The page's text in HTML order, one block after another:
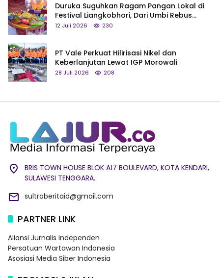
Duruka Suguhkan Ragam Pangan Lokal di
Festival Liangkobhori, Dari Umbi Rebus
hingga Tumpeng Beras Muna
12 Juli 2026 230
PT Vale Perkuat Hilirisasi Nikel dan
Keberlanjutan Lewat IGP Morowali
28 Juli 2026 208
BRIS TOWN HOUSE BLOK A17 BOULEVARD, KOTA KENDARI,
SULAWESI TENGGARA.
sultraberitaid@gmail.com
PARTNER LINK
Aliansi Jurnalis Independen
Persatuan Wartawan Indonesia
Asosiasi Media Siber Indonesia